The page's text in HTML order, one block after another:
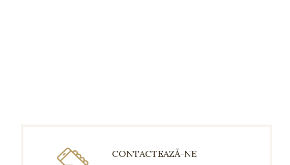
CONTACTEAZĂ-NE